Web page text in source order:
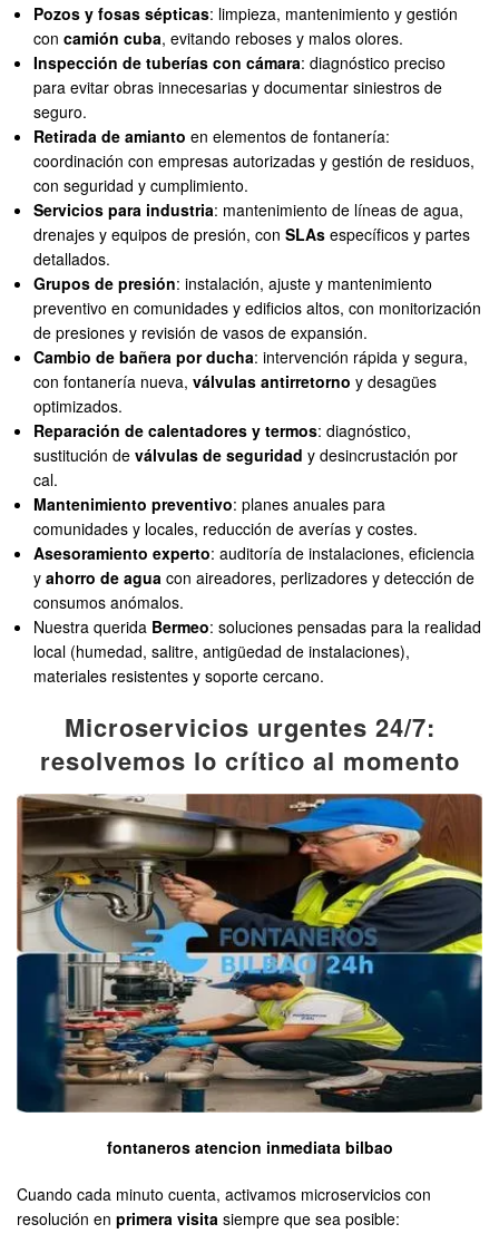
Pozos y fosas sépticas: limpieza, mantenimiento y gestión
concamión cuba, evitando reboses y malos olores.
Inspección de tuberías con cámara: diagnóstico preciso
para evitar obras innecesarias y documentar siniestros de
seguro.
Retirada de amianto en elementos de fontanería:
coordinación con empresas autorizadas y gestión de residuos,
con seguridad y cumplimiento.
Servicios para industria: mantenimiento de líneas de agua,
drenajes y equipos de presión, conSLAs específicos y partes
detallados.
Grupos de presión: instalación, ajuste y mantenimiento
preventivo en comunidades y edificios altos, con monitorización
de presiones y revisión de vasos de expansión.
Cambio de bañera por ducha: intervención rápida y segura,
con fontanería nueva,válvulas antirretorno y desagües
optimizados.
Reparación de calentadores y termos: diagnóstico,
sustitución deválvulas de seguridad y desincrustación por
cal.
Mantenimiento preventivo: planes anuales para
comunidades y locales, reducción de averías y costes.
Asesoramiento experto: auditoría de instalaciones, eficiencia
yahorro de agua con aireadores, perlizadores y detección de
consumos anómalos.
Nuestra querida Bermeo: soluciones pensadas para la realidad
local (humedad, salitre, antigüedad de instalaciones),
materiales resistentes y soporte cercano.
Microservicios urgentes 24/7:
resolvemos lo crítico al momento
fontaneros atencion inmediata bilbao
Cuando cada minuto cuenta, activamos microservicios con
resolución en primera visita siempre que sea posible: